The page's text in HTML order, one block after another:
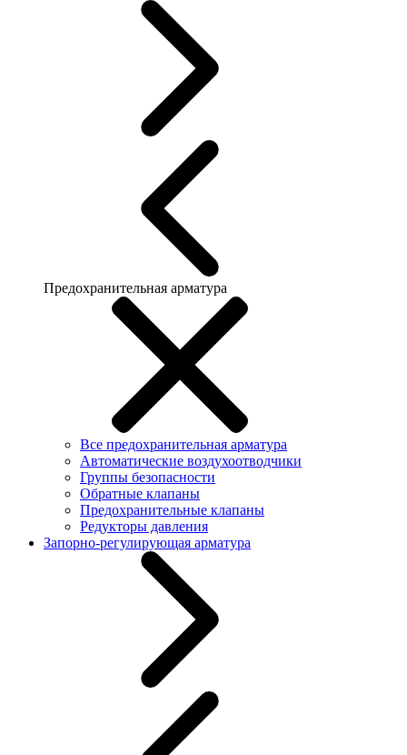
Предохранительная арматура
Все предохранительная арматура
Автоматические воздухоотводчики
Группы безопасности
Обратные клапаны
Предохранительные клапаны
Редукторы давления
Запорно-регулирующая арматура